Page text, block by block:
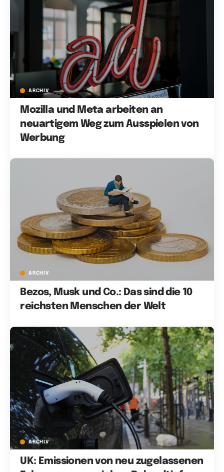
ARCHIV
Mozilla und Meta arbeiten an
neuartigem Weg zum Ausspielen von
Werbung
ARCHIV
Bezos, Musk und Co.: Das sind die 10
reichsten Menschen der Welt
ARCHIV
UK: Emissionen von neu zugelassenen